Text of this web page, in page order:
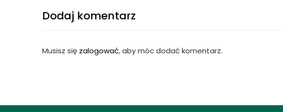
Dodaj komentarz
Musisz się zalogować, aby móc dodać komentarz.